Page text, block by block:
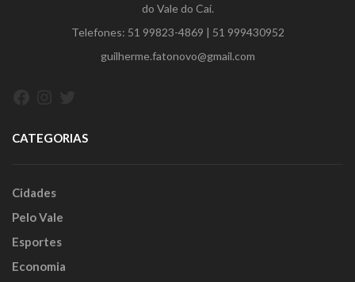
do Vale do Caí.
Telefones: 51 99823-4869 | 51 999430952
guilherme.fatonovo@gmail.com
CATEGORIAS
Cidades
Pelo Vale
Esportes
Economia